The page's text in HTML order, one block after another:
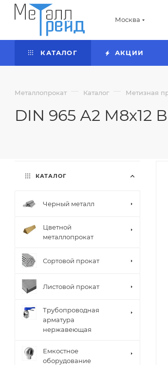
Москва
КАТАЛОГ АКЦИИ
Металлопрокат — Каталог — Метизная
DIN 965 А2 М8х12
КАТАЛОГ
Черный металл
Цветной
металлопрокат
Сортовой прокат
Листовой прокат
Трубопроводная
арматура
нержавеющая
Емкостное
оборудование